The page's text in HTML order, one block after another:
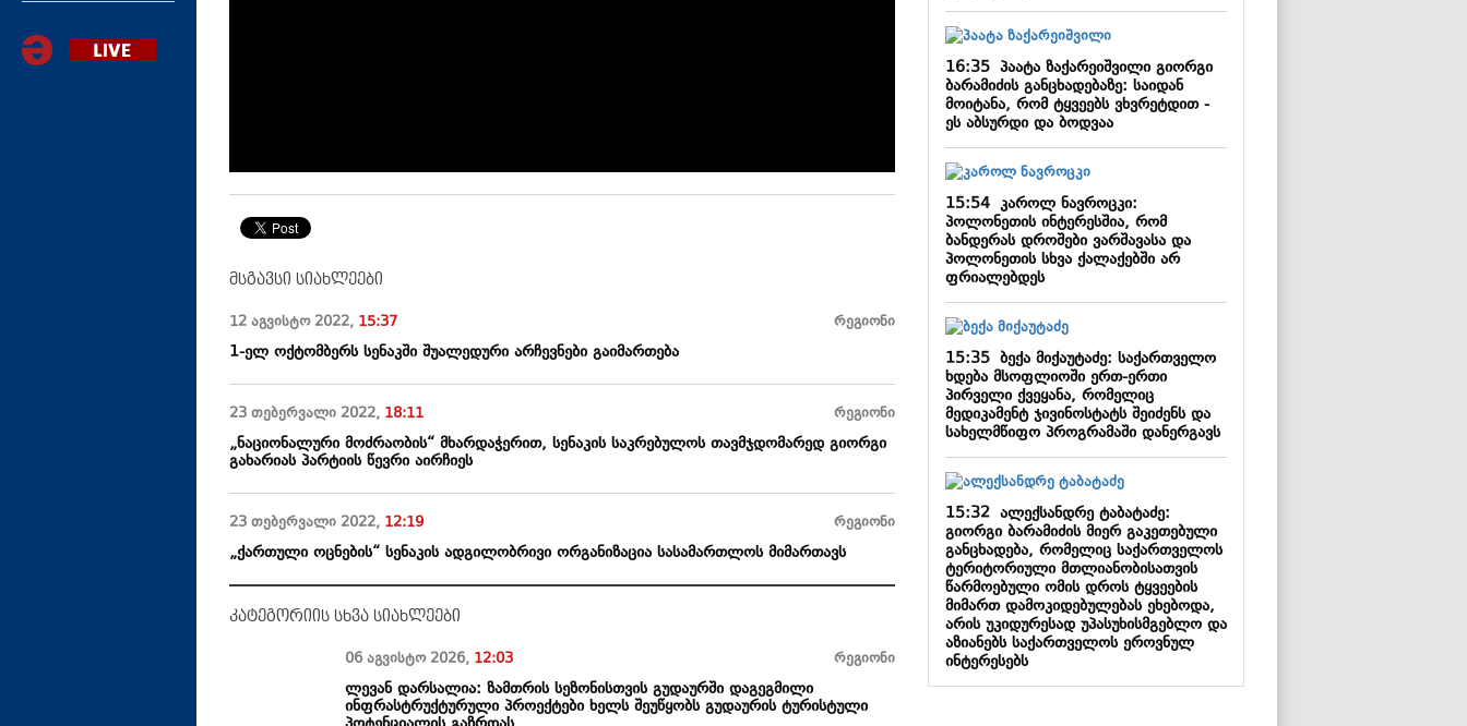
მსგავსი სიახლეები
12 აგვისტო2022, 15:37 რეგიონი
1-ელ ოქტომბერს სენაკში შუალედური არჩევნები გაიმართება
23 თებერვალი 2022, 18:11 რეგიონი
„ნაციონალური მოძრაობის“ მხარდაჭერით, სენაკის საკრებულოს თავმჯდომარედ გიორგი
გახარიას პარტიის წევრი აირჩიეს
23 თებერვალი 2022, 12:19 რეგიონი
„ქართული ოცნების“ სენაკის ადგილობრივი ორგანიზაცია სასამართლოს მიმართავს
კატეგორიის სხვა სიახლეები
06 აგვისტო 2026, 12:03 რეგიონი
ლევან დარსალია: ზამთრის სეზონისთვის გუდაურში დაგეგმილი
ინფრასტრუქტურული პროექტები ხელს შეუწყობს გუდაურის ტურისტული
16:35პაატა ზაქარეიშვილი გიორგი
ბარამიძის განცხადებაზე: საიდან
მოიტანა, რომ ტყვეებს ვხვრეტდით -
ეს აბსურდი და ბოდვაა
15:54კაროლ ნავროცკი:
პოლონეთის ინტერესშია, რომ
ბანდერას დროშები ვარშავასა და
პოლონეთის სხვა ქალაქებში არ
ფრიალებდეს
15:35ბექა მიქაუტაძე: საქართველო
ხდება მსოფლიოში ერთ-ერთი
პირველი ქვეყანა, რომელიც
მედიკამენტ ჯივინოსტატს შეიძენს და
სახელმწიფო პროგრამაში დანერგავს
15:32ალექსანდრე ტაბატაძე:
გიორგი ბარამიძის მიერ გაკეთებული
განცხადება, რომელიც საქართველოს
ტერიტორიული მთლიანობისათვის
წარმოებული ომის დროს ტყვეების
მიმართ დამოკიდებულებას ეხებოდა,
არის უკიდურესად უპასუხისმგებლო და
აზიანებს საქართველოს ეროვნულ
ინტერესებს